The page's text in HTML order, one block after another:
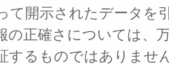
て開示されたデータを
の正確さについては、
するものではありませ